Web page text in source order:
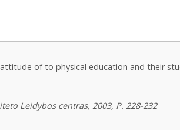
of to physical education and their
Leidybos centras, 2003, P. 228-232